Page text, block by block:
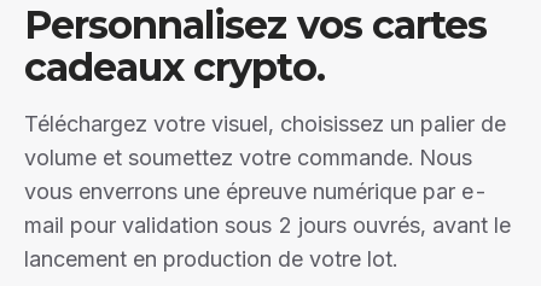
Personnalisez vos cartes
cadeaux crypto.
Téléchargez votre visuel, choisissez un palier de
volume et soumettez votre commande. Nous
vous enverrons une épreuve numérique par e-
mail pour validation sous 2 jours ouvrés, avant le
lancement en production de votre lot.